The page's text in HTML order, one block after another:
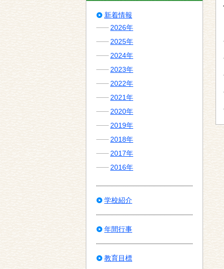
新着情報
2026年
2025年
2024年
2023年
2022年
2021年
2020年
2019年
2018年
2017年
2016年
学校紹介
年間行事
教育目標